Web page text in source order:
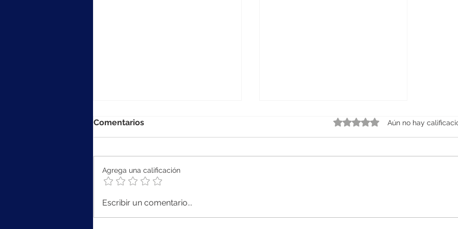
Logre índices de
Comentarios Obtuvo 0 de 5 estrellas.
Aún no hay
Agrega una calificación
Escribir un comentario...